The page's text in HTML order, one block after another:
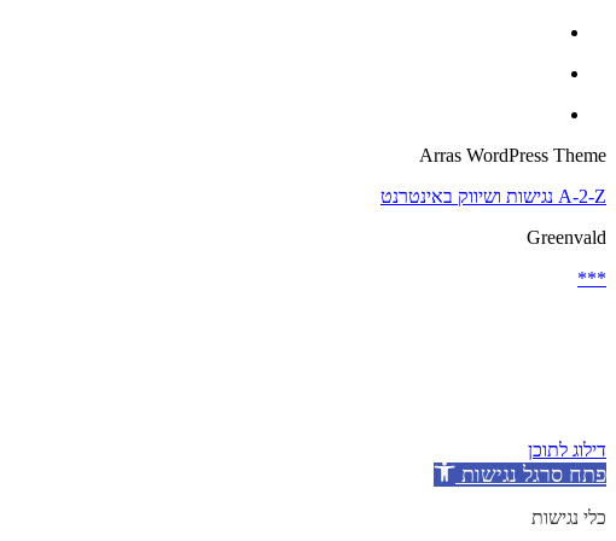
Arras WordPress Theme
A-2-Z נגישות ושיווק באינטרנט
Greenvald
***
דילוג לתוכן
פתח סרגל נגישות
כלי נגישות